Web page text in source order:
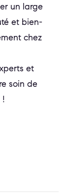
un large
et bien-
chez
et
soin de
!